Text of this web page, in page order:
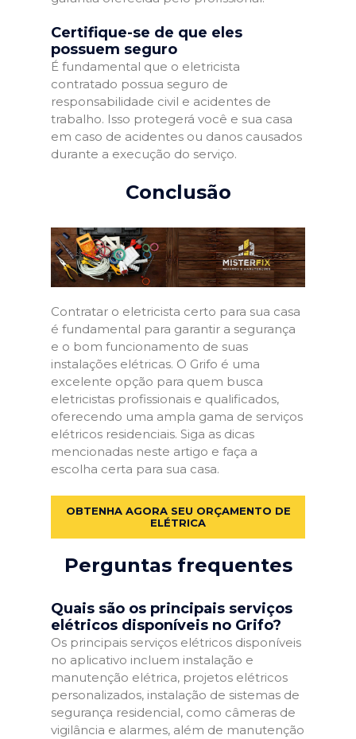
Certifique-se de que eles
possuem seguro
É fundamental que o eletricista
contratado possua seguro de
responsabilidade civil e acidentes de
trabalho. Isso protegerá você e sua casa
em caso de acidentes ou danos causados
durante a execução do serviço.
Conclusão
Contratar o eletricista certo para sua casa
é fundamental para garantir a segurança
e o bom funcionamento de suas
instalações elétricas. O Grifo é uma
excelente opção para quem busca
eletricistas profissionais e qualificados,
oferecendo uma ampla gama de serviços
elétricos residenciais. Siga as dicas
mencionadas neste artigo e faça a
escolha certa para sua casa.
OBTENHA AGORA SEU ORÇAMENTO DE
ELÉTRICA
Perguntas frequentes
Quais são os principais serviços
elétricos disponíveis no Grifo?
Os principais serviços elétricos disponíveis
no aplicativo incluem instalação e
manutenção elétrica, projetos elétricos
personalizados, instalação de sistemas de
segurança residencial, como câmeras de
vigilância e alarmes, além de manutenção